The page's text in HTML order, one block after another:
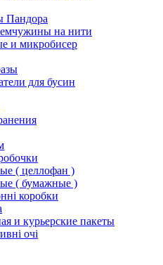
Пандора
на нити
и микробисер
для бусин
( целлофан )
( бумажные )
коробки
и курьерские пакеты
очі